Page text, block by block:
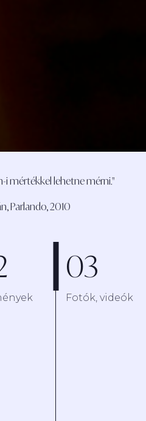
i mértékkel lehetne mérni."
Parlando, 2010
03
Fotók, videók